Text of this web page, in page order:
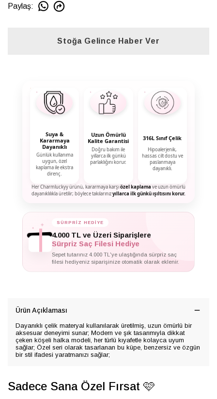
Paylaş:
Stoğa Gelince Haber Ver
Suya &
Kararmaya
Dayanıklı
Günlük kullanıma
uygun, özel
kaplama ile ekstra
direnç.
Uzun Ömürlü
Kalite Garantisi
Doğru bakım ile
yıllarca ilk günkü
parlaklığını korur.
316L Sınıf Çelik
Hipoalerjenik,
hassas cilt dostu ve
paslanmaya
dayanıklı.
Her Charmluckyy ürünü, kararmaya karşıözel kaplama ve uzun ömürlü
dayanıklılıkla üretilir; böylece takılarınızyıllarca ilk günkü ışıltısını korur.
✦ SÜRPRİZ HEDİYE
4.000 TL ve Üzeri Siparişlere
Sürpriz Saç Filesi Hediye
Sepet tutarınız 4.000 TL'ye ulaştığında sürpriz saç
filesi hediyeniz siparişinize otomatik olarak eklenir.
Ürün Açıklaması
Dayanıklı çelik materyal kullanılarak üretilmiş, uzun ömürlü bir
aksesuar deneyimi sunar; Modern ve şık tasarımıyla dikkat
çeken köşeli halka modeli, her türlü kıyafetle kolayca uyum
sağlar; Özel seri olarak tasarlanan bu küpe, benzersiz ve özgün
bir stil ifadesi yaratmanızı sağlar;
Sadece Sana Özel Fırsat 🩷